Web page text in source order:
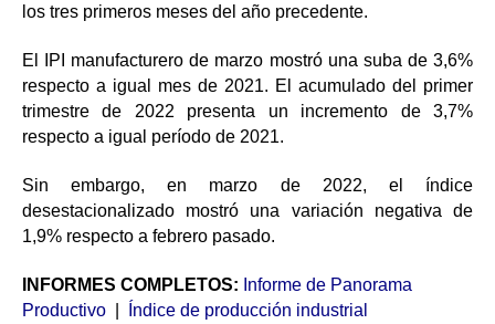
los tres primeros meses del año precedente.
El IPI manufacturero de marzo mostró una suba de 3,6%
respecto a igual mes de 2021. El acumulado del primer
trimestre de 2022 presenta un incremento de 3,7%
respecto a igual período de 2021.
Sin embargo, en marzo de 2022, el índice
desestacionalizado mostró una variación negativa de
1,9% respecto a febrero pasado.
INFORMES COMPLETOS: Informe de Panorama
Productivo
Índice de producción industrial